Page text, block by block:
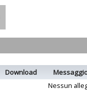
Download
Nessun